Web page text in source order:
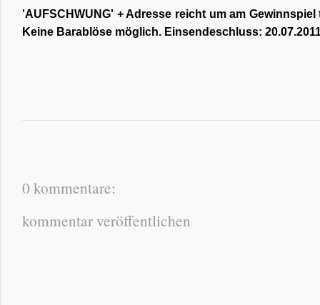
'AUFSCHWUNG' + Adresse reicht um am
Keine Barablöse möglich. Einsendeschluss:
0 kommentare:
kommentar veröffentlichen